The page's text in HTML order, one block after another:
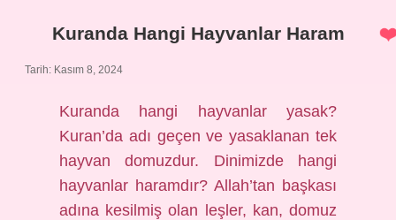
Kuranda Hangi Hayvanlar Haram
Tarih: Kasım 8, 2024
Kuranda hangi hayvanlar yasak?
Kuran’da adı geçen ve yasaklanan tek
hayvan domuzdur. Dinimizde hangi
hayvanlar haramdır? Allah’tan başkası
adına kesilmiş olan leşler, kan, domuz